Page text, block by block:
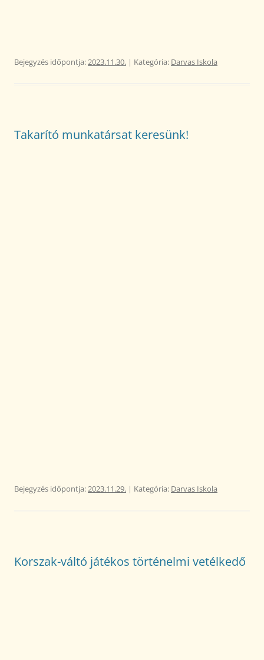
Bejegyzés időpontja:2023.11.30. | Kategória: Darvas Iskola
Takarító munkatársat keresünk!
Bejegyzés időpontja:2023.11.29. | Kategória: Darvas Iskola
Korszak-váltó játékos történelmi vetélkedő